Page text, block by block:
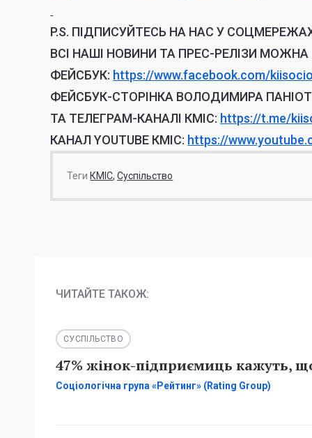
P.S. ПІДПИСУЙТЕСЬ НА НАС У
ВСІ НАШІ НОВИНИ ТА ПРЕС-РЕЛІЗИ
ФЕЙСБУК: https://www.facebook.com/
ФЕЙСБУК-СТОРІНКА ВОЛОДИМИРА
ТА ТЕЛЕГРАМ-КАНАЛІ КМІС: https://t.me/
КАНАЛ YOUTUBE КМІС: https://
Теги КМІС Суспільство
ЧИТАЙТЕ ТАКОЖ:
СУСПІЛЬСТВО
47% жінок-підприємиць кажуть,
Соціологічна група «Рейтинг» (Rating Group)